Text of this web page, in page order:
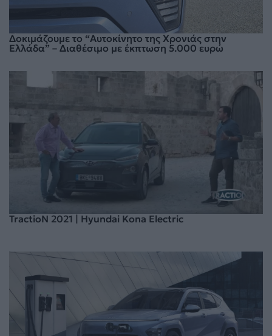
Δοκιμάζουμε το “Αυτοκίνητο της Χρονιάς στην
Ελλάδα” – Διαθέσιμο με έκπτωση 5.000 ευρώ
TractioN 2021 | Hyundai Kona Electric